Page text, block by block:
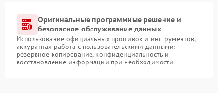
Оригинальные программные решение и
безопасное обслуживание данных
Использование официальных прошивок и инструментов,
аккуратная работа с пользовательскими данными:
резервное копирование, конфиденциальность и
восстановление информации при необходимости